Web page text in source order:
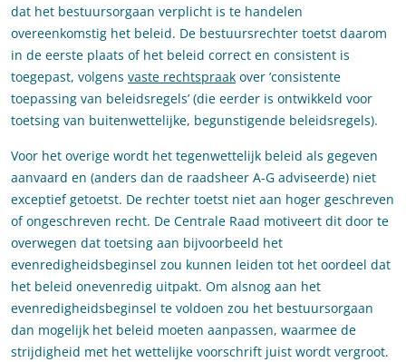
dat het bestuursorgaan verplicht is te handelen
overeenkomstig het beleid. De bestuursrechter toetst daarom
in de eerste plaats of het beleid correct en consistent is
toegepast, volgens vaste rechtspraak over ’consistente
toepassing van beleidsregels’ (die eerder is ontwikkeld voor
toetsing van buitenwettelijke, begunstigende beleidsregels).
Voor het overige wordt het tegenwettelijk beleid als gegeven
aanvaard en (anders dan de raadsheer A-G adviseerde) niet
exceptief getoetst. De rechter toetst niet aan hoger geschreven
of ongeschreven recht. De Centrale Raad motiveert dit door te
overwegen dat toetsing aan bijvoorbeeld het
evenredigheidsbeginsel zou kunnen leiden tot het oordeel dat
het beleid onevenredig uitpakt. Om alsnog aan het
evenredigheidsbeginsel te voldoen zou het bestuursorgaan
dan mogelijk het beleid moeten aanpassen, waarmee de
strijdigheid met het wettelijke voorschrift juist wordt vergroot.